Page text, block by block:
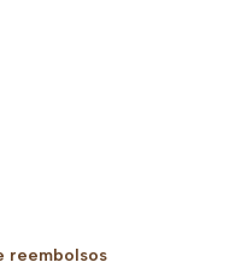
reembolsos